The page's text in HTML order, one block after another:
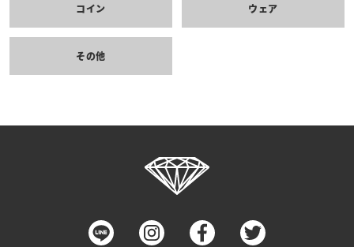
コイン ウェア
その他